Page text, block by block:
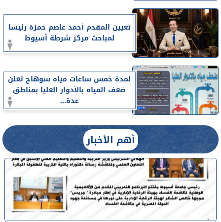
تعيين المقدم أحمد عاصم حمزة رئيسا
لمباحث مركز شرطة أسيوط
لمدة خمس ساعات مياه سوهاج تعلن
ضعف المياه بالأدوار العليا بمناطق
عدة...
أهم الأخبار